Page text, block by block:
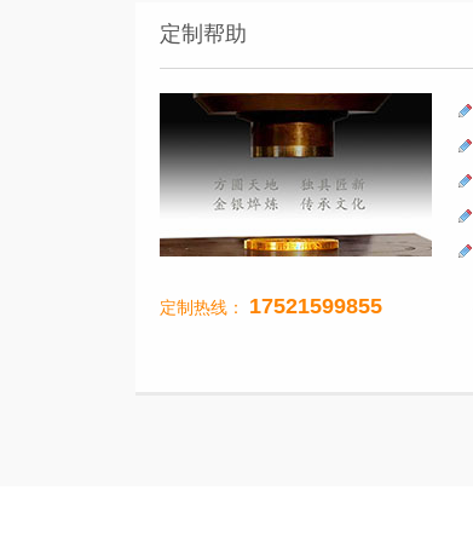
定制帮助
定制热线： 17521599855